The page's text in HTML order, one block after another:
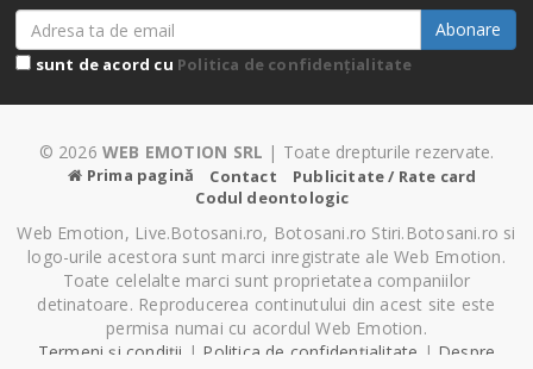
Abonare
sunt de acord cu Politica de confidențialitate
© 2026 WEB EMOTION SRL | Toate drepturile rezervate.
Prima pagină Contact
Publicitate / Rate card
Codul deontologic
Web Emotion, Live.Botosani.ro, Botosani.ro Stiri.Botosani.ro si
logo-urile acestora sunt marci inregistrate ale Web Emotion.
Toate celelalte marci sunt proprietatea companiilor
detinatoare. Reproducerea continutului din acest site este
permisa numai cu acordul Web Emotion.
Termeni și condiții | Politica de confidențialitate | Despre